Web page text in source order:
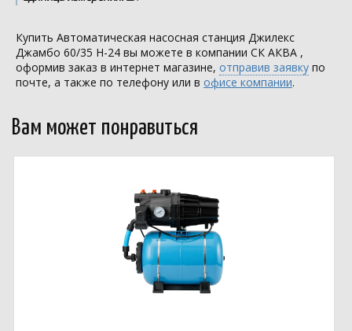
Купить Автоматическая насосная станция Джилекс
Джамбо 60/35 Н-24 вы можете в компании СК АКВА ,
оформив заказ в интернет магазине, отправив заявку по
почте, а также по телефону или в офисе компании.
Вам может понравиться